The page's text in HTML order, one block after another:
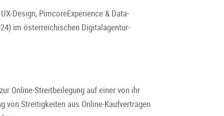
Design, PimcoreExperience & Data-
im österreichischen Digitalagentur-
Online-Streitbeilegung auf einer von ihr
von Streitigkeiten aus Online-Kaufverträgen